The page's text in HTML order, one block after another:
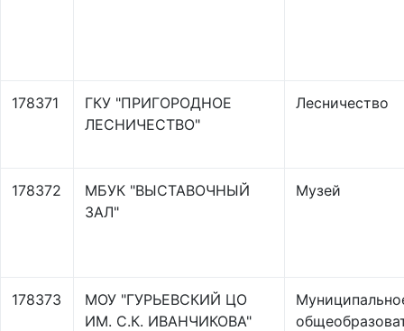
178371
ГКУ "ПРИГОРОДНОЕ
ЛЕСНИЧЕСТВО"
Лесничество
178372
МБУК "ВЫСТАВОЧНЫЙ
ЗАЛ"
Музей
178373
МОУ "ГУРЬЕВСКИЙ ЦО
ИМ. С.К. ИВАНЧИКОВА"